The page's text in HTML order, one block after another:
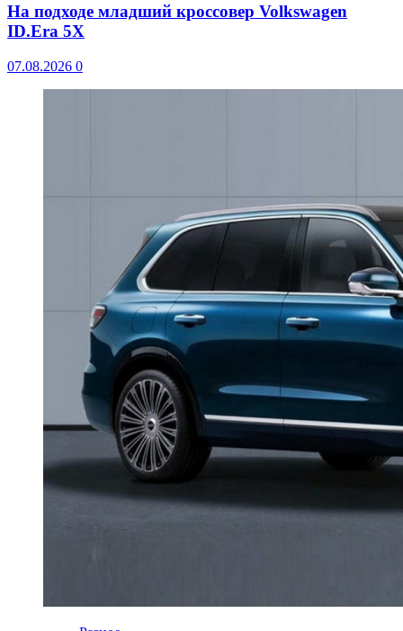
На подходе младший кроссовер Volkswagen
ID.Era 5X
07.08.2026 0